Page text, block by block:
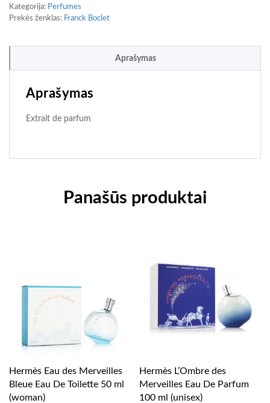
Kategorija: Perfumes
Prekės ženklas: Franck Boclet
Aprašymas
Aprašymas
Extrait de parfum
Panašūs produktai
Hermès Eau des Merveilles
Bleue Eau De Toilette 50 ml
(woman)
Hermès L’Ombre des
Merveilles Eau De Parfum
100 ml (unisex)